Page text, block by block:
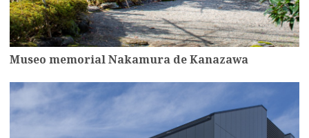
Museo memorial Nakamura de Kanazawa
more